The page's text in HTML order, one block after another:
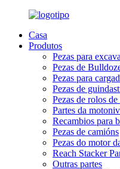
Casa
Produtos
Pezas para
Pezas de
Pezas para
Pezas de
Pezas de rolos de
Partes da
Recambios para
Pezas de camións
Pezas do motor
Reach Stacker
Outras partes